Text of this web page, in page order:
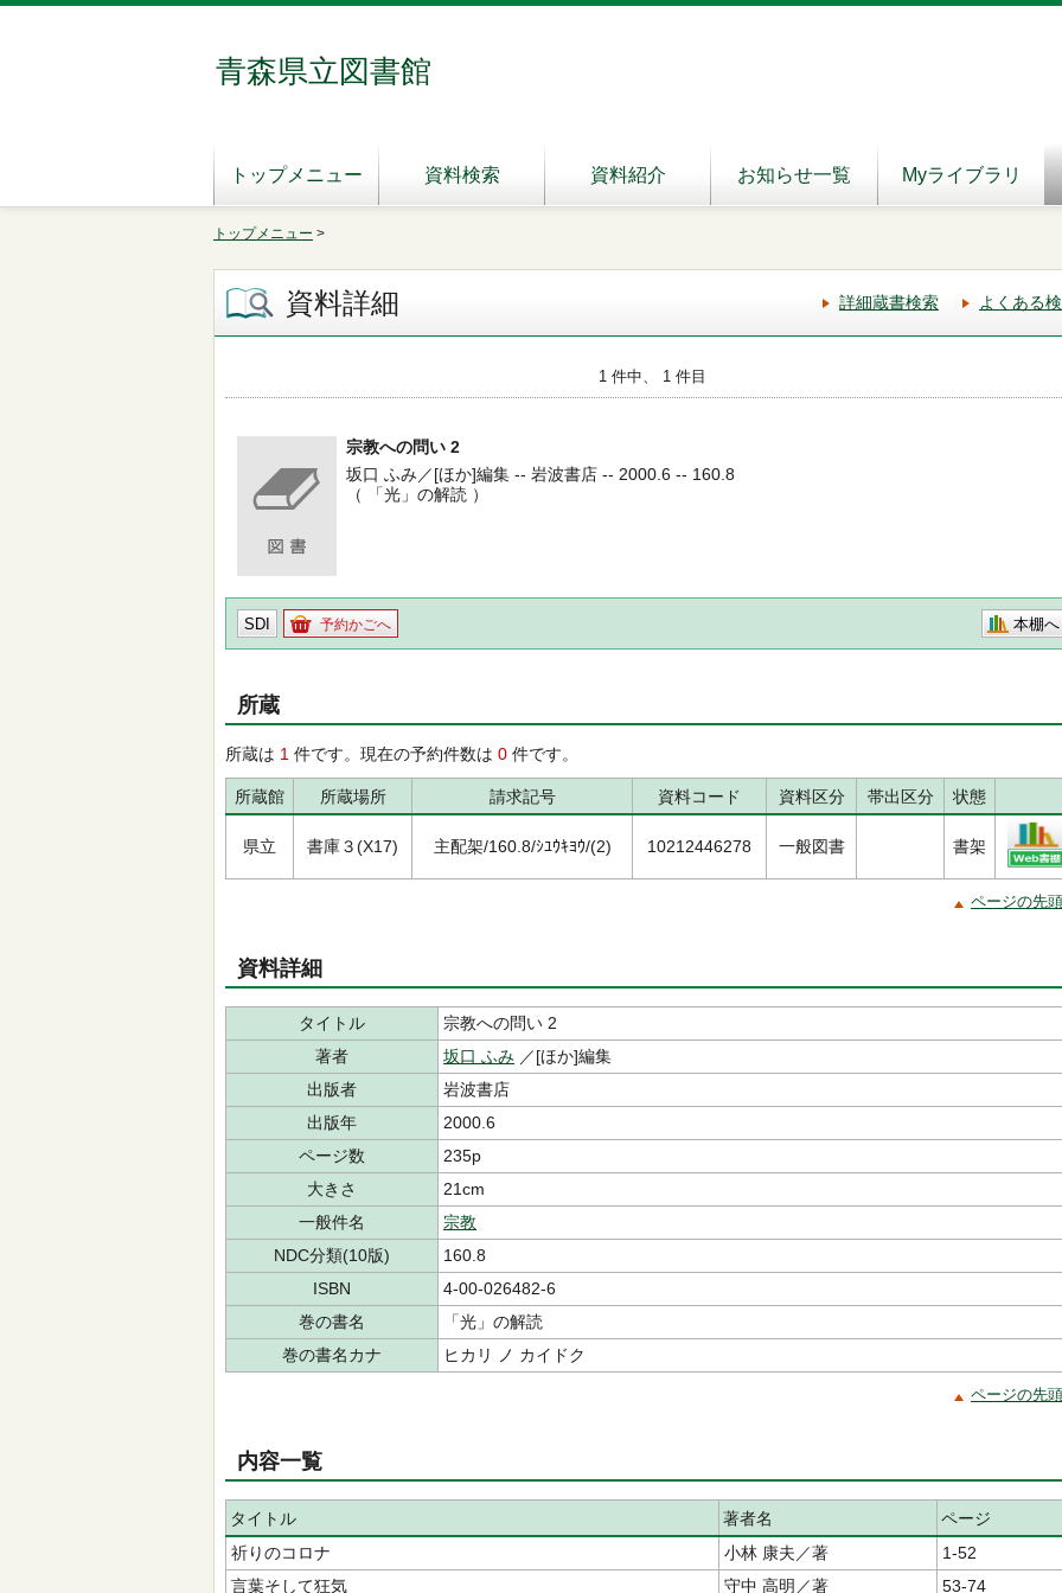
青森県立図書館
トップメニュー 資料検索 資料紹介 お知らせ一覧 Myライブラリ
トップメニュー >
資料詳細 詳細蔵書検索 よくある
1 件中、 1 件目
宗教への問い 2
坂口 ふみ／[ほか]編集 -- 岩波書店 -- 2000.6 -- 160.8
（ 「光」の解読 ）
SDI 予約かごへ 本棚へ
所蔵
所蔵は 1 件です。現在の予約件数は 0 件です。
所蔵館 所蔵場所 請求記号 資料コード 資料区分 帯出区分 状態
県立 書庫３(X17) 主配架/160.8/ｼﾕｳｷﾖｳ/(2) 10212446278 一般図書 書架
ページの先
資料詳細
タイトル
宗教への問い 2
著者
坂口 ふみ ／[ほか]編集
出版者
岩波書店
出版年
2000.6
ページ数
235p
大きさ
21cm
一般件名
宗教
NDC分類(10版)
160.8
ISBN
4-00-026482-6
巻の書名
「光」の解読
巻の書名カナ
ヒカリ ノ カイドク
ページの先
内容一覧
タイトル 著者名
ページ
祈りのコロナ
小林 康夫／著
1-52
言葉そして狂気
守中 高明／著 53-74